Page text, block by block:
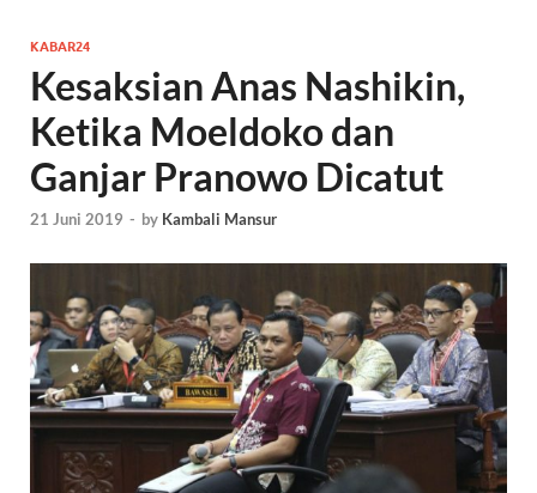
KABAR24
Kesaksian Anas Nashikin,
Ketika Moeldoko dan
Ganjar Pranowo Dicatut
21 Juni 2019 - by Kambali Mansur